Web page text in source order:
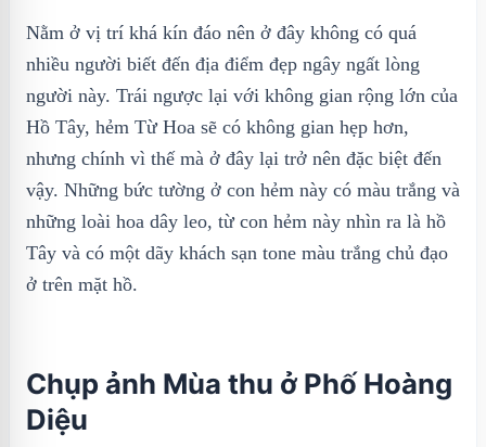
Nằm ở vị trí khá kín đáo nên ở đây không có quá
nhiều người biết đến địa điểm đẹp ngây ngất lòng
người này. Trái ngược lại với không gian rộng lớn của
Hồ Tây, hẻm Từ Hoa sẽ có không gian hẹp hơn,
nhưng chính vì thế mà ở đây lại trở nên đặc biệt đến
vậy. Những bức tường ở con hẻm này có màu trắng và
những loài hoa dây leo, từ con hẻm này nhìn ra là hồ
Tây và có một dãy khách sạn tone màu trắng chủ đạo
ở trên mặt hồ.
Chụp ảnh Mùa thu ở Phố Hoàng
Diệu